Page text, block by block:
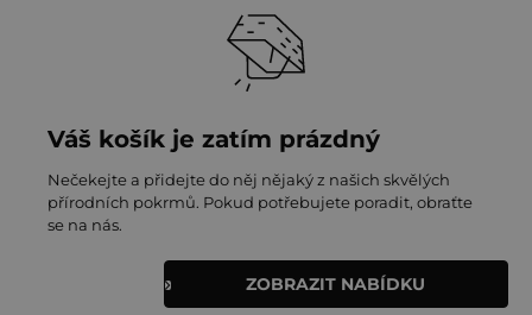
Váš košík je zatím prázdný
Nečekejte a přidejte do něj nějaký z našich skvělých
přírodních pokrmů. Pokud potřebujete poradit, obraťte
se na nás.
ZOBRAZIT NABÍDKU